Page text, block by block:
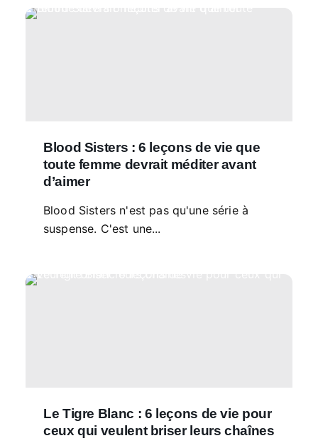
Blood Sisters : 6 leçons de vie que
toute femme devrait méditer avant
d’aimer
Blood Sisters n'est pas qu'une série à
suspense. C'est une...
Le Tigre Blanc : 6 leçons de vie pour
ceux qui veulent briser leurs chaînes